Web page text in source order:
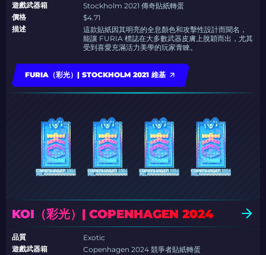
遊戲武器箱
Stockholm 2021 傳奇貼紙轉蛋
價格
$4.71
描述
這款貼紙因其明亮的全息顏色和攻擊性設計而聞名，
能讓 FURIA 標誌在大多數武器皮膚上脫穎而出，尤其
受到喜愛充滿活力美學的玩家青睞。
FURIA（彩光）| STOCKHOLM 2021 維基
KOI（彩光）| COPENHAGEN 2024
品質
Exotic
遊戲武器箱
Copenhagen 2024 競爭者貼紙轉蛋